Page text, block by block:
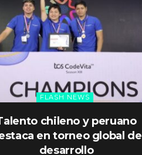
FLASH NEWS
chileno y peruano
en torneo global de
desarrollo